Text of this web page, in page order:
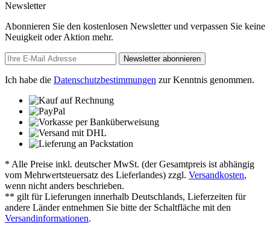
Newsletter
Abonnieren Sie den kostenlosen Newsletter und verpassen Sie keine
Neuigkeit oder Aktion mehr.
Newsletter abonnieren
Ich habe die Datenschutzbestimmungen zur Kenntnis genommen.
* Alle Preise inkl. deutscher MwSt. (der Gesamtpreis ist abhängig
vom Mehrwertsteuersatz des Lieferlandes) zzgl. Versandkosten,
wenn nicht anders beschrieben.
** gilt für Lieferungen innerhalb Deutschlands, Lieferzeiten für
andere Länder entnehmen Sie bitte der Schaltfläche mit den
Versandinformationen.